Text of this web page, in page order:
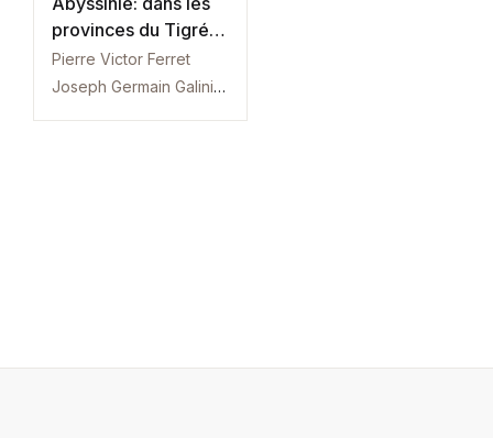
provinces du Tigré:
Tom. 3
Pierre Victor Ferret
Joseph Germain Galinier